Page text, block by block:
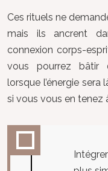
Ces rituels ne
mais ils ancrent
connexion corps-
vous pourrez bâtir
lorsque l’énergie sera
si vous vous en tenez